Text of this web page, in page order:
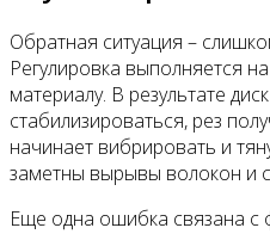
Обратная ситуация –
Регулировка выполняется
материалу. В результате
стабилизироваться, рез
начинает вибрировать и
заметны вырывы волокон и
Еще одна ошибка связана с